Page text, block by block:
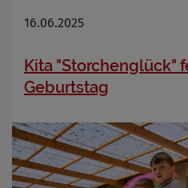
16.06.2025
Kita "Storchenglück"
Geburtstag